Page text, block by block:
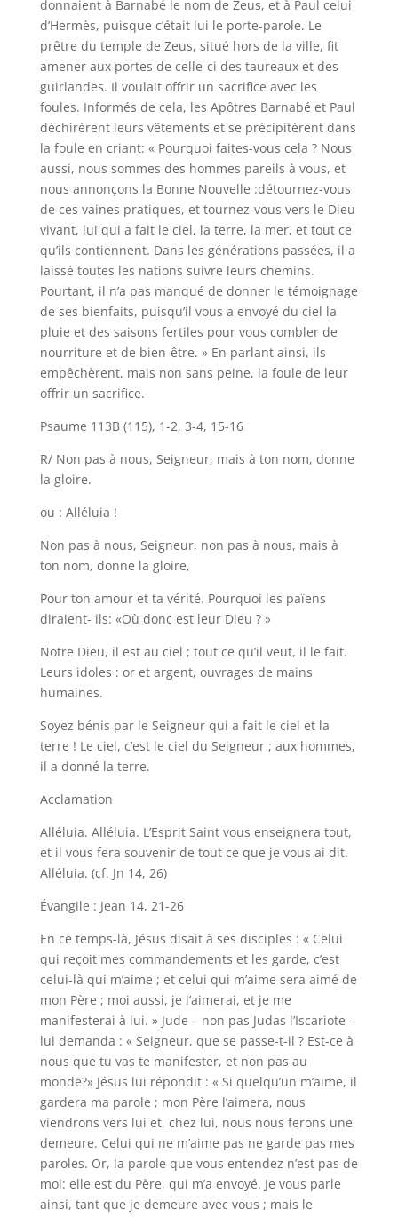
donnaient à Barnabé le nom de Zeus, et à Paul celui
d’Hermès, puisque c’était lui le porte-parole. Le
prêtre du temple de Zeus, situé hors de la ville, fit
amener aux portes de celle-ci des taureaux et des
guirlandes. Il voulait offrir un sacrifice avec les
foules. Informés de cela, les Apôtres Barnabé et Paul
déchirèrent leurs vêtements et se précipitèrent dans
la foule en criant: « Pourquoi faites-vous cela ? Nous
aussi, nous sommes des hommes pareils à vous, et
nous annonçons la Bonne Nouvelle :détournez-vous
de ces vaines pratiques, et tournez-vous vers le Dieu
vivant, lui qui a fait le ciel, la terre, la mer, et tout ce
qu’ils contiennent. Dans les générations passées, il a
laissé toutes les nations suivre leurs chemins.
Pourtant, il n’a pas manqué de donner le témoignage
de ses bienfaits, puisqu’il vous a envoyé du ciel la
pluie et des saisons fertiles pour vous combler de
nourriture et de bien-être. » En parlant ainsi, ils
empêchèrent, mais non sans peine, la foule de leur
offrir un sacrifice.
Psaume 113B (115), 1-2, 3-4, 15-16
R/ Non pas à nous, Seigneur, mais à ton nom, donne
la gloire.
ou : Alléluia !
Non pas à nous, Seigneur, non pas à nous, mais à
ton nom, donne la gloire,
Pour ton amour et ta vérité. Pourquoi les païens
diraient- ils: «Où donc est leur Dieu ? »
Notre Dieu, il est au ciel ; tout ce qu’il veut, il le fait.
Leurs idoles : or et argent, ouvrages de mains
humaines.
Soyez bénis par le Seigneur qui a fait le ciel et la
terre ! Le ciel, c’est le ciel du Seigneur ; aux hommes,
il a donné la terre.
Acclamation
Alléluia. Alléluia. L’Esprit Saint vous enseignera tout,
et il vous fera souvenir de tout ce que je vous ai dit.
Alléluia. (cf. Jn 14, 26)
Évangile : Jean 14, 21-26
En ce temps-là, Jésus disait à ses disciples : « Celui
qui reçoit mes commandements et les garde, c’est
celui-là qui m’aime ; et celui qui m’aime sera aimé de
mon Père ; moi aussi, je l’aimerai, et je me
manifesterai à lui. » Jude – non pas Judas l’Iscariote –
lui demanda : « Seigneur, que se passe-t-il ? Est-ce à
nous que tu vas te manifester, et non pas au
monde?» Jésus lui répondit : « Si quelqu’un m’aime, il
gardera ma parole ; mon Père l’aimera, nous
viendrons vers lui et, chez lui, nous nous ferons une
demeure. Celui qui ne m’aime pas ne garde pas mes
paroles. Or, la parole que vous entendez n’est pas de
moi: elle est du Père, qui m’a envoyé. Je vous parle
ainsi, tant que je demeure avec vous ; mais le